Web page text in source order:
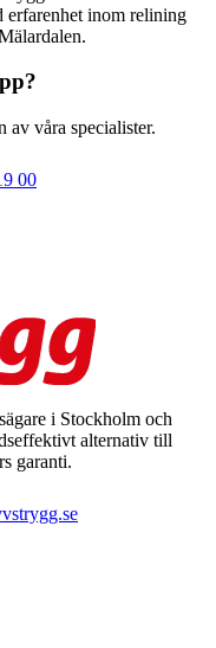
erfarenhet inom relining
av våra specialister.
00
i Stockholm och
alternativ till
garanti.